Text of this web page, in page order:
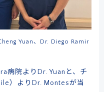
Yuan、Dr. Diego Ramir
病院よりDr. Yuanと、チ
）よりDr. Montesが当